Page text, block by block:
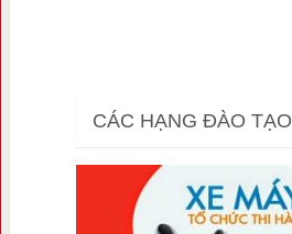
CÁC HẠNG ĐÀO TẠO